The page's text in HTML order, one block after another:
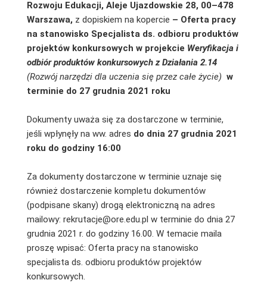
Rozwoju Edukacji, Aleje Ujazdowskie 28, 00–478
Warszawa, z dopiskiem na kopercie – Oferta pracy
na stanowisko Specjalista ds. odbioru produktów
projektów konkursowych w projekcie Weryfikacja i
odbiór produktów konkursowych z Działania 2.14
(Rozwój narzędzi dla uczenia się przez całe życie) w
terminie do 27 grudnia 2021 roku
Dokumenty uważa się za dostarczone w terminie,
jeśli wpłynęły na ww. adres do dnia 27 grudnia 2021
roku do godziny 16:00
Za dokumenty dostarczone w terminie uznaje się
również dostarczenie kompletu dokumentów
(podpisane skany) drogą elektroniczną na adres
mailowy: rekrutacje@ore.edu.pl w terminie do dnia 27
grudnia 2021 r. do godziny 16.00. W temacie maila
proszę wpisać: Oferta pracy na stanowisko
specjalista ds. odbioru produktów projektów
konkursowych.